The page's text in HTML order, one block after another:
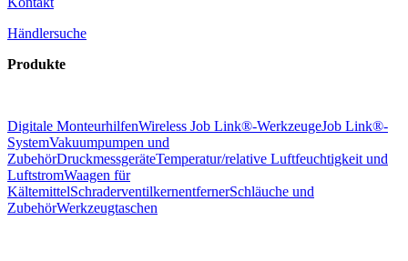
Händlersuche
Produkte
Digitale MonteurhilfenWireless Job Link®-WerkzeugeJob Link®-
SystemVakuumpumpen und
ZubehörDruckmessgeräteTemperatur/relative Luftfeuchtigkeit und
LuftstromWaagen für
KältemittelSchraderventilkernentfernerSchläuche und
ZubehörWerkzeugtaschen